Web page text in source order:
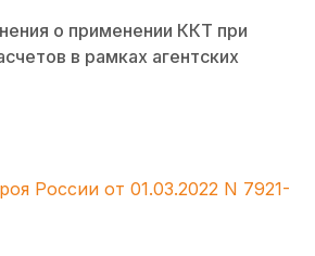
о применении ККТ при
в рамках агентских
России от 01.03.2022 N 7921-